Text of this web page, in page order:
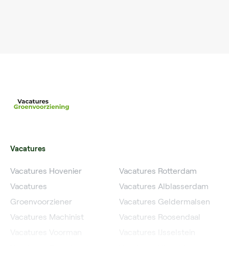
Vacatures
Vacatures Hovenier
Vacatures
Groenvoorziener
Vacatures Machinist
Vacatures Rotterdam
Vacatures Alblasserdam
Vacatures Geldermalsen
Vacatures Roosendaal